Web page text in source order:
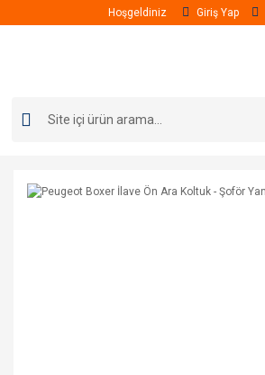
Hoşgeldiniz Giriş Yap